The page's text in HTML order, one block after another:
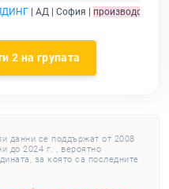
| АД | София | производство
2 на групата
данни се поддържат от 2008
до 2024 г. , вероятно
за която са последните